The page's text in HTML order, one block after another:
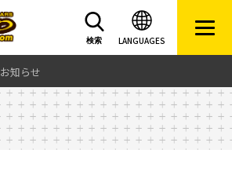
LANGUAGES
検索
お知らせ